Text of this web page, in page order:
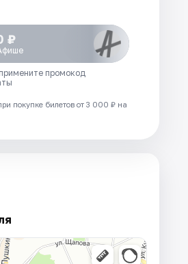
₽
промокод
покупке билетов от 3 000 ₽ на